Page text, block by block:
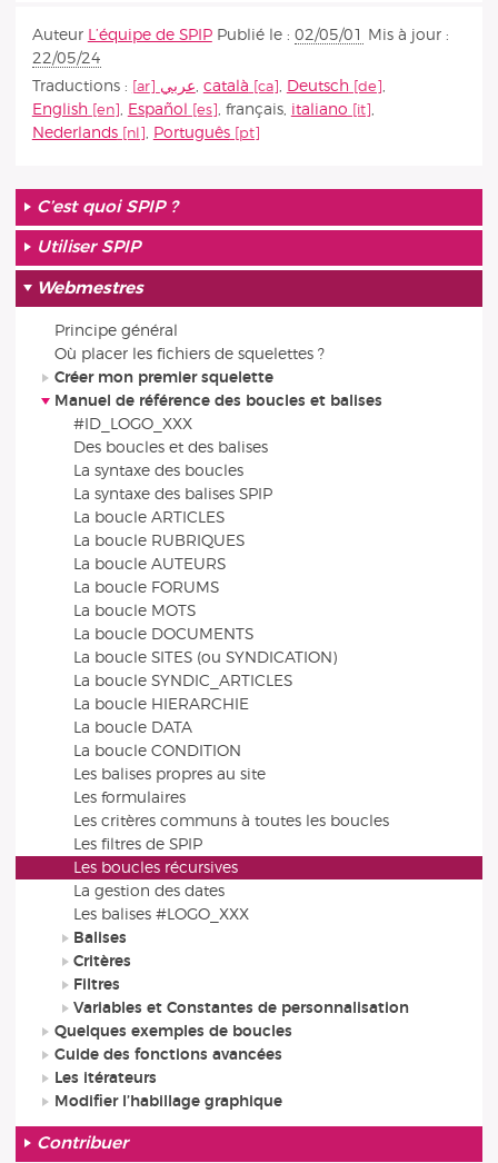
Auteur L’équipe de SPIP Publié le : 02/05/01
Mis à jour :
22/05/24
Traductions :
عربي, català , Deutsch
,
English
, Español , français, italiano
,
Nederlands
, Português
C’est quoi SPIP ?
Utiliser SPIP
Webmestres
Principe général
Où placer les fichiers de squelettes ?
Créer mon premier squelette
Manuel de référence des boucles et balises
#ID_LOGO_XXX
Des boucles et des balises
La syntaxe des boucles
La syntaxe des balises SPIP
La boucle ARTICLES
La boucle RUBRIQUES
La boucle AUTEURS
La boucle FORUMS
La boucle MOTS
La boucle DOCUMENTS
La boucle SITES (ou SYNDICATION)
La boucle SYNDIC_ARTICLES
La boucle HIERARCHIE
La boucle DATA
La boucle CONDITION
Les balises propres au site
Les formulaires
Les critères communs à toutes les boucles
Les filtres de SPIP
Les boucles récursives
La gestion des dates
Les balises #LOGO_XXX
Balises
Critères
Filtres
Variables et Constantes de personnalisation
Quelques exemples de boucles
Guide des fonctions avancées
Les itérateurs
Modifier l’habillage graphique
Contribuer